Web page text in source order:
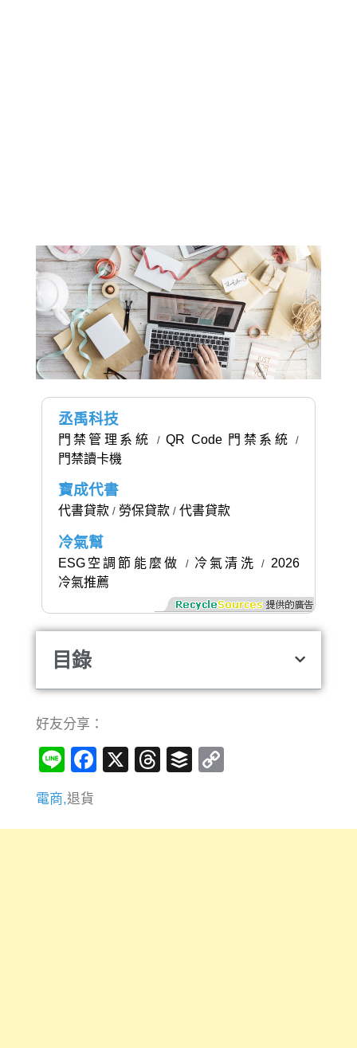
丞禹科技
門禁管理系統 /QR Code 門禁系統 /
門禁讀卡機
寶成代書
代書貸款 / 勞保貸款 / 代書貸款
冷氣幫
ESG空調節能麼做 / 冷氣清洗 / 2026
冷氣推薦
目錄
好友分享：
LineFacebook
X Threads
Buffer
電商,退貨